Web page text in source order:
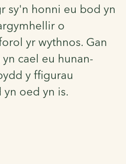
sy'n honni eu bod yn
o
yr wythnos. Gan
cael eu hunan-
y ffigurau
oed yn is.